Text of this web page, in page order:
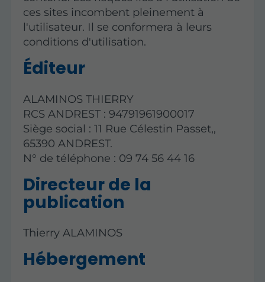
ces sites incombent pleinement à
l'utilisateur. Il se conformera à leurs
conditions d'utilisation.
Éditeur
ALAMINOS THIERRY
RCS ANDREST : 94791961900017
Siège social : 11 Rue Célestin Passet,,
65390 ANDREST.
N° de téléphone : 09 74 56 44 16
Directeur de la
publication
Thierry ALAMINOS
Hébergement